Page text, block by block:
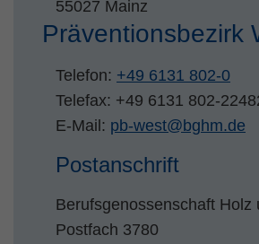
55027 Mainz
Präventionsbezirk
Telefon: +49 6131 802-0
Telefax: +49 6131 802-
E-Mail: pb-west@bghm.de
Postanschrift
Berufsgenossenschaft Holz
Postfach 3780